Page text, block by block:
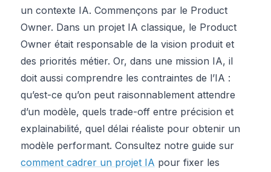
un contexte IA. Commençons par le Product
Owner. Dans un projet IA classique, le Product
Owner était responsable de la vision produit et
des priorités métier. Or, dans une mission IA, il
doit aussi comprendre les contraintes de l’IA :
qu’est-ce qu’on peut raisonnablement attendre
d’un modèle, quels trade-off entre précision et
explainabilité, quel délai réaliste pour obtenir un
modèle performant. Consultez notre guide sur
comment cadrer un projet IA pour fixer les